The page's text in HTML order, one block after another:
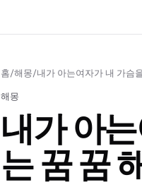
홈/해몽/내가 아는여자가 내 가슴
해몽
내가 아
는 꿈 꿈